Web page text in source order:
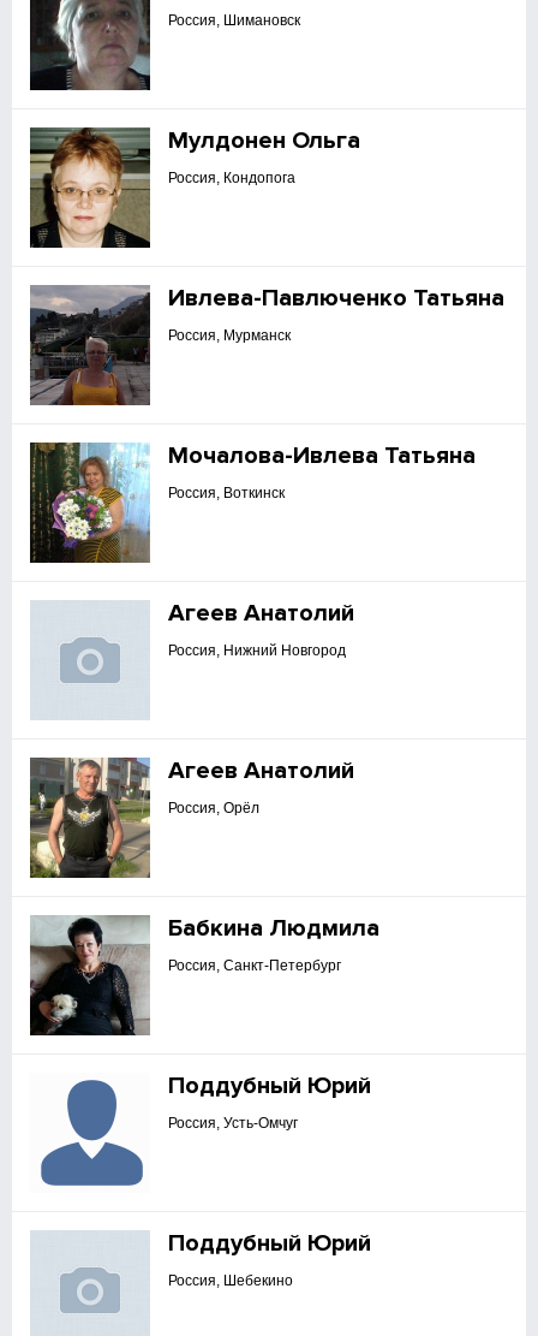
Россия, Шимановск
Мулдонен Ольга
Россия, Кондопога
Ивлева-Павлюченко Татьяна
Россия, Мурманск
Мочалова-Ивлева Татьяна
Россия, Воткинск
Агеев Анатолий
Россия, Нижний Новгород
Агеев Анатолий
Россия, Орёл
Бабкина Людмила
Россия, Санкт-Петербург
Поддубный Юрий
Россия, Усть-Омчуг
Поддубный Юрий
Россия, Шебекино